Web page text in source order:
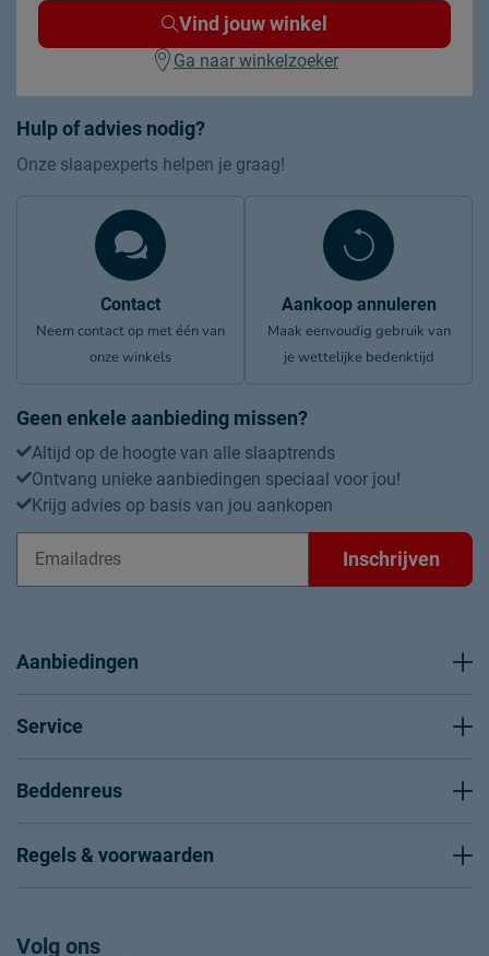
Hulp of advies nodig?
Onze slaapexperts helpen je graag!
Contact
Neem contact op met één van
onze winkels
Aankoop annuleren
Maak eenvoudig gebruik van
je wettelijke bedenktijd
Geen enkele aanbieding missen?
Altijd op de hoogte van alle slaaptrends
Ontvang unieke aanbiedingen speciaal voor jou!
Krijg advies op basis van jou aankopen
Inschrijven
Vind jouw winkel
Ga naar winkelzoeker
Aanbiedingen
Service
Beddenreus
Regels & voorwaarden
Volg ons